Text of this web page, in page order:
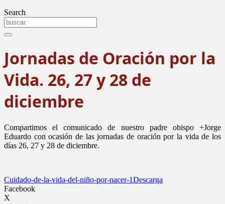
Search
Jornadas de Oración por la
Vida. 26, 27 y 28 de
diciembre
Compartimos el comunicado de nuestro padre obispo +Jorge
Eduardo con ocasión de las jornadas de oración por la vida de los
días 26, 27 y 28 de diciembre.
Cuidado-de-la-vida-del-niño-por-nacer-1Descarga
Facebook
X